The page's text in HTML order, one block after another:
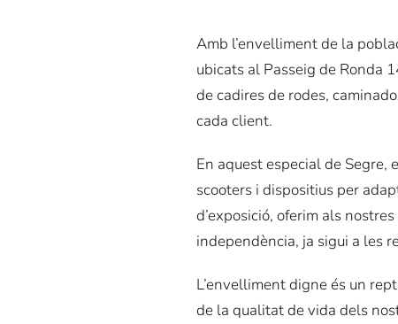
Amb l’envelliment de la
ubicats al Passeig de Ronda
de cadires de rodes,
cada client.
En aquest especial de Segre,
scooters i dispositius per
d’exposició, oferim als
independència, ja sigui a les
L’envelliment digne és un
de la qualitat de vida dels